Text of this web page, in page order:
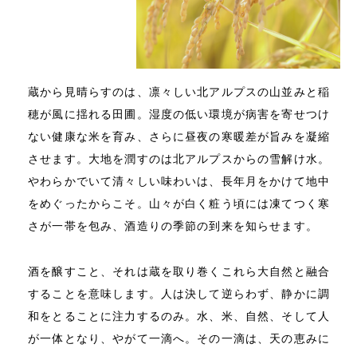
蔵から見晴らすのは、凛々しい北アルプスの山並みと稲
穂が風に揺れる田圃。湿度の低い環境が病害を寄せつけ
ない健康な米を育み、さらに昼夜の寒暖差が旨みを凝縮
させます。大地を潤すのは北アルプスからの雪解け水。
やわらかでいて清々しい味わいは、長年月をかけて地中
をめぐったからこそ。山々が白く粧う頃には凍てつく寒
さが一帯を包み、酒造りの季節の到来を知らせます。
酒を醸すこと、それは蔵を取り巻くこれら大自然と融合
することを意味します。人は決して逆らわず、静かに調
和をとることに注力するのみ。水、米、自然、そして人
が一体となり、やがて一滴へ。その一滴は、天の恵みに